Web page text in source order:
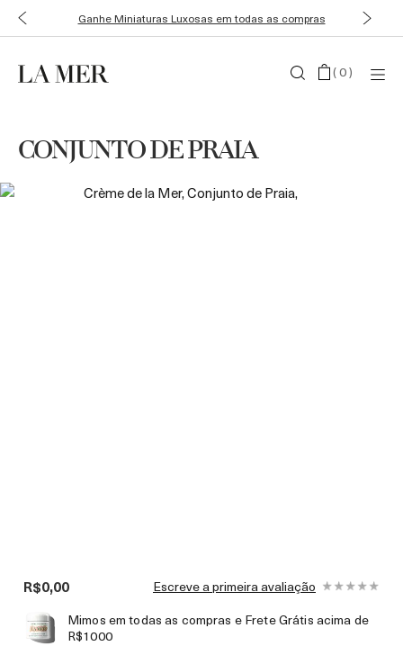
Ganhe Miniaturas Luxosas em todas as compras
(0)
CONJUNTO DE PRAIA
R$0,00
Escreve a primeira avaliação
Mimos em todas as compras e Frete Grátis acima de
R$1000